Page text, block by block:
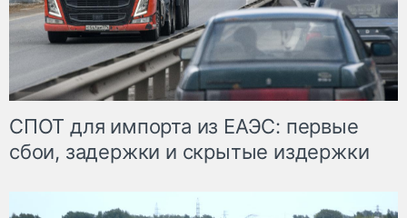
СПОТ для импорта из ЕАЭС: первые
сбои, задержки и скрытые издержки